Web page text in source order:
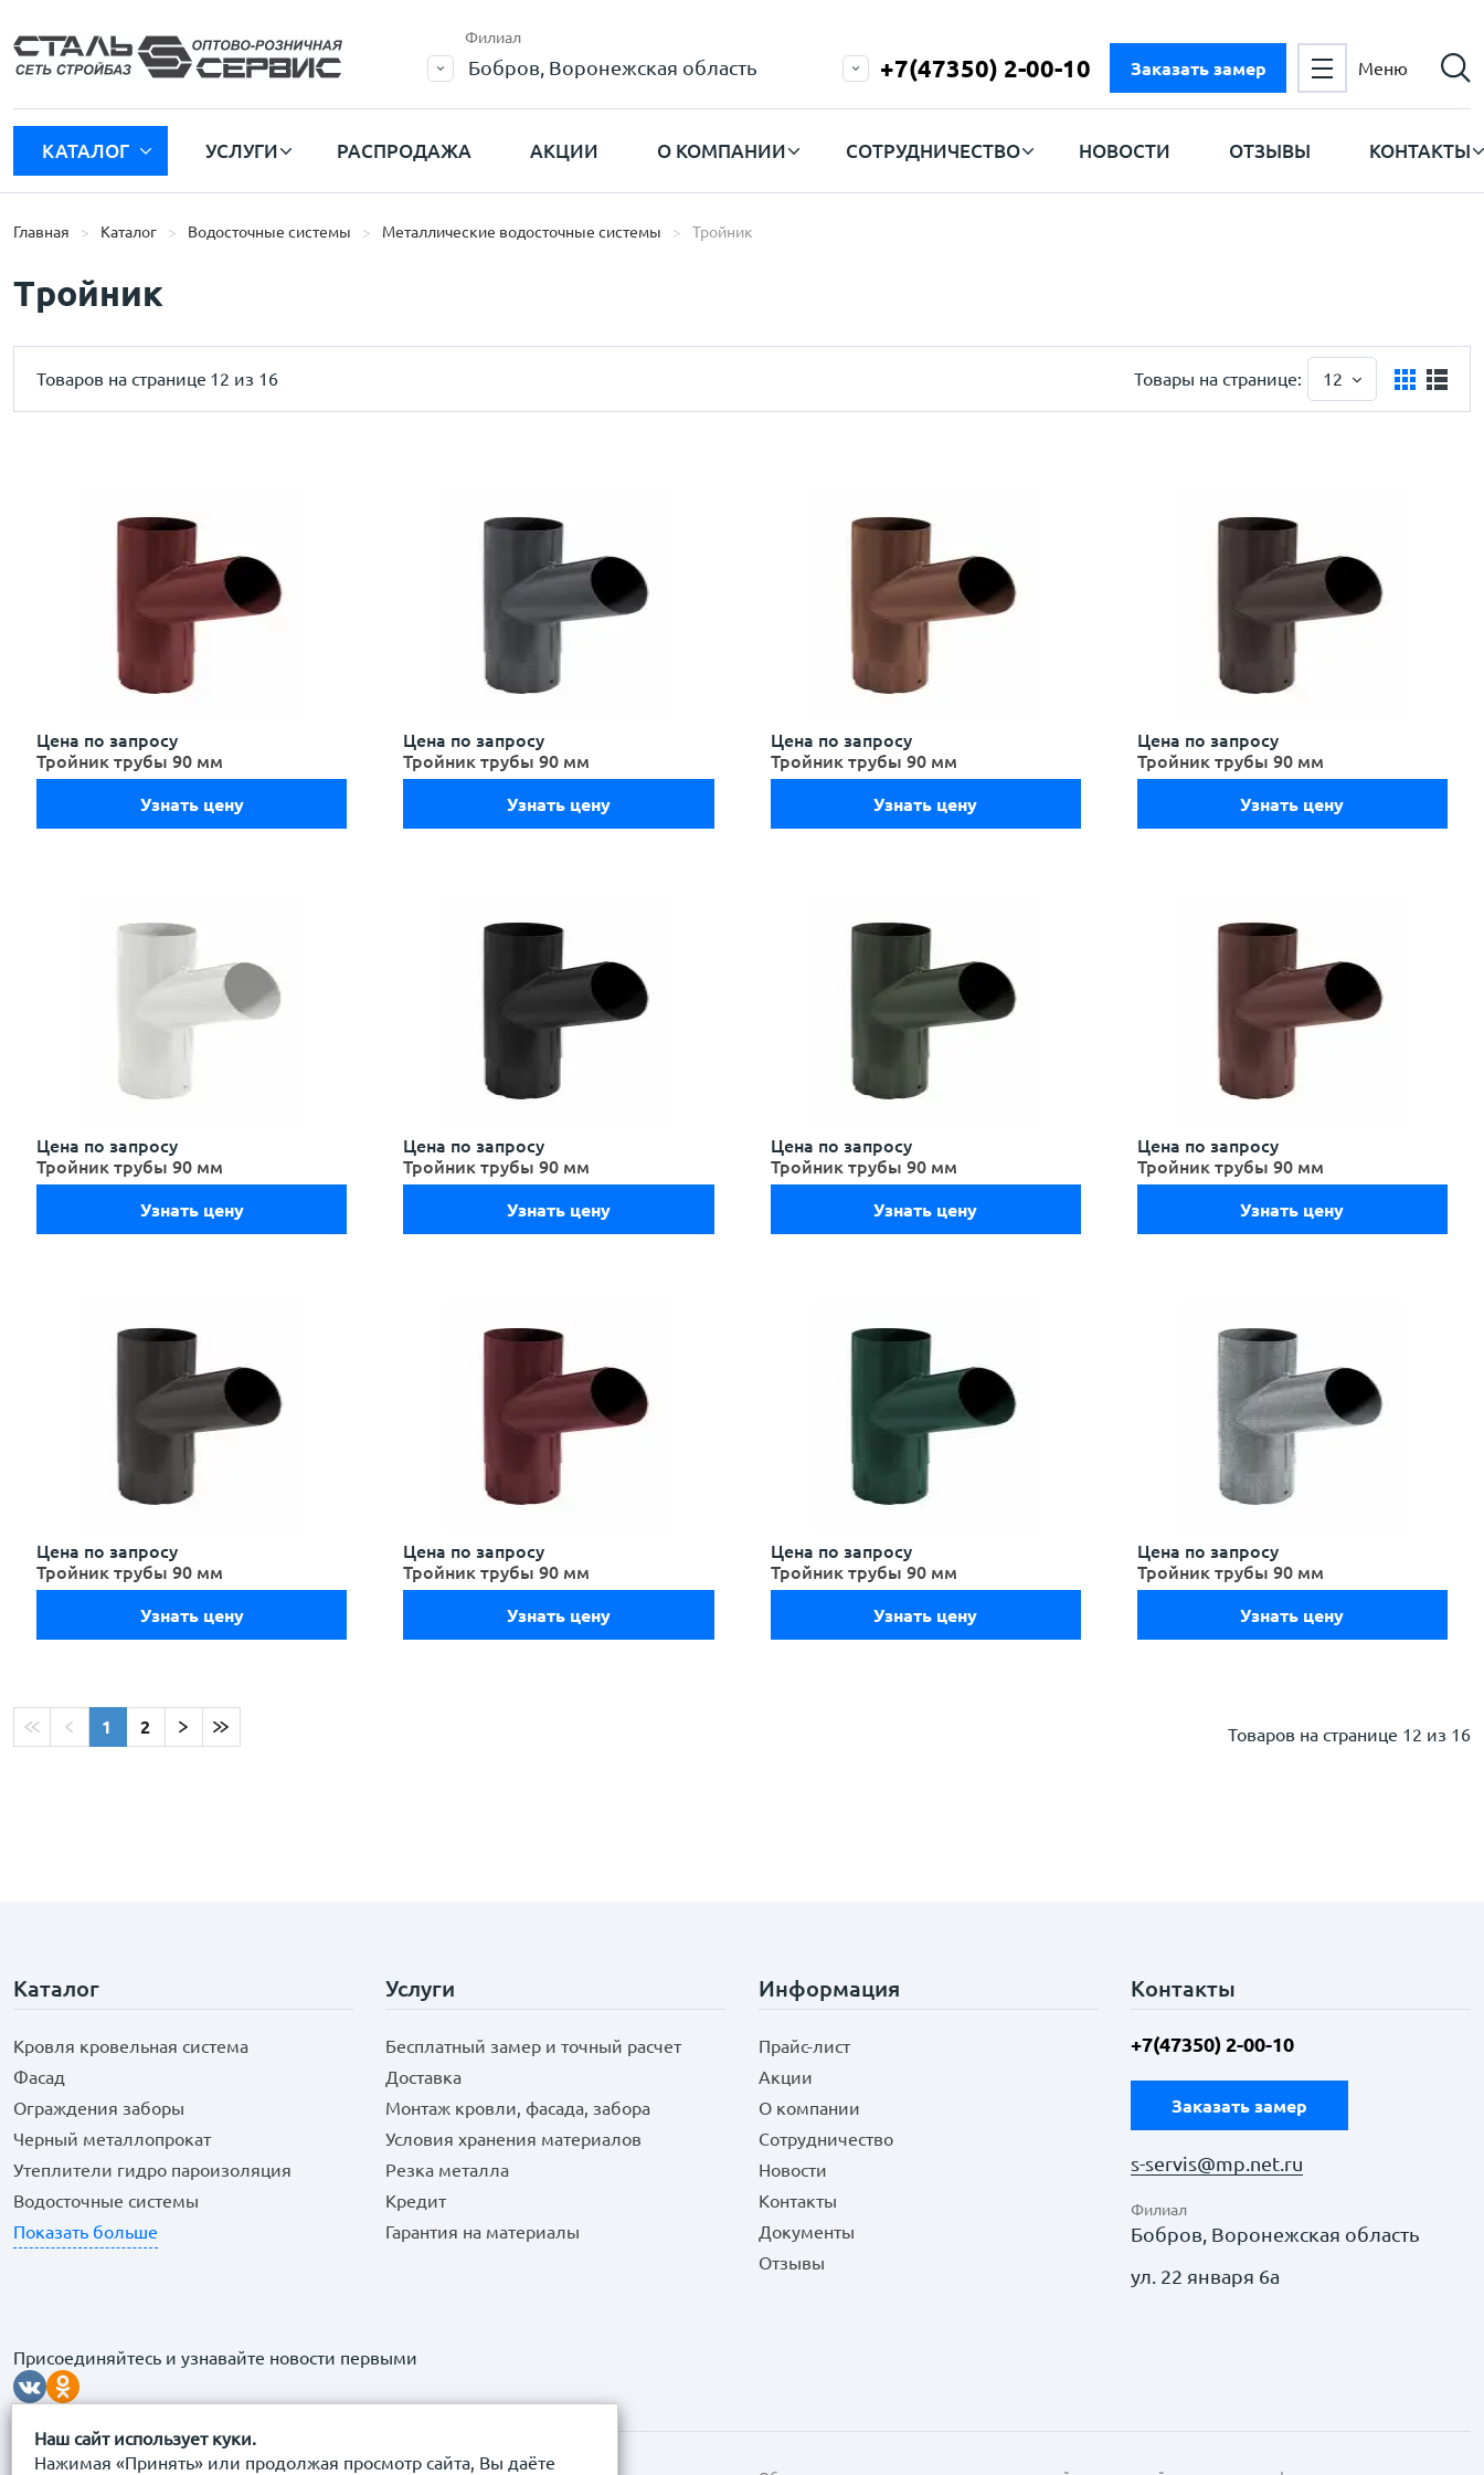
Наш сайт использует куки.
Нажимая «Принять» или продолжая просмотр сайта, Вы даёте
Филиал
Бобров, Воронежская область +7(47350) 2-00-10 Заказать замер Меню
КАТАЛОГ УСЛУГИ РАСПРОДАЖА АКЦИИ О КОМПАНИИ СОТРУДНИЧЕСТВО НОВОСТИ ОТЗЫВЫ КОНТАКТЫ
Главная Каталог Водосточные системы Металлические водосточные системы Тройник
Тройник
Товаров на странице 12 из 16 Товары на странице: 12
Цена по запросу
Тройник трубы 90 мм
Узнать цену
Цена по запросу
Тройник трубы 90 мм
Узнать цену
Цена по запросу
Тройник трубы 90 мм
Узнать цену
Цена по запросу
Тройник трубы 90 мм
Узнать цену
Цена по запросу
Тройник трубы 90 мм
Узнать цену
Цена по запросу
Тройник трубы 90 мм
Узнать цену
Цена по запросу
Тройник трубы 90 мм
Узнать цену
Цена по запросу
Тройник трубы 90 мм
Узнать цену
Цена по запросу
Тройник трубы 90 мм
Узнать цену
Цена по запросу
Тройник трубы 90 мм
Узнать цену
Цена по запросу
Тройник трубы 90 мм
Узнать цену
Цена по запросу
Тройник трубы 90 мм
Узнать цену
1 2 Товаров на странице 12 из 16
Каталог
Кровля кровельная система
Фасад
Ограждения заборы
Черный металлопрокат
Утеплители гидро пароизоляция
Водосточные системы
Показать больше
Услуги
Бесплатный замер и точный расчет
Доставка
Монтаж кровли, фасада, забора
Условия хранения материалов
Резка металла
Кредит
Гарантия на материалы
Информация
Прайс-лист
Акции
О компании
Сотрудничество
Новости
Контакты
Документы
Отзывы
Контакты
+7(47350) 2-00-10
Заказать замер
s-servis@mp.net.ru
Филиал
Бобров, Воронежская область
ул. 22 января 6а
Присоединяйтесь и узнавайте новости первыми